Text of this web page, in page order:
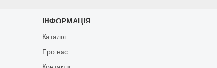
ІНФОРМАЦІЯ
Каталог
Про нас